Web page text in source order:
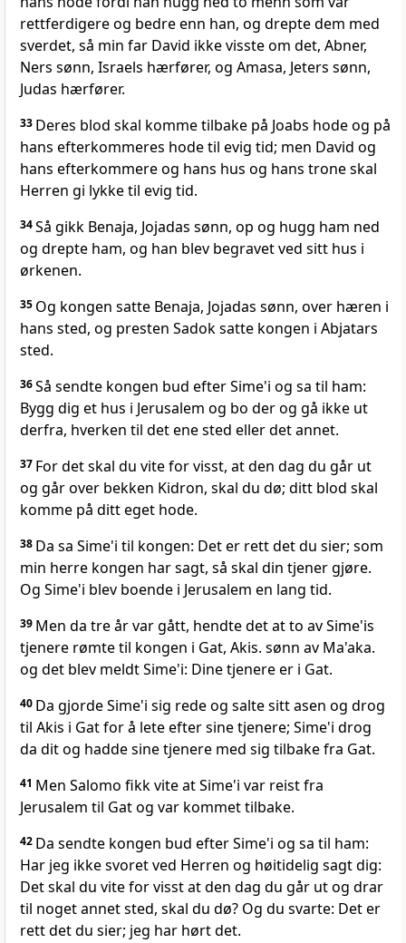
rettferdigere og bedre enn han, og drepte dem med
sverdet, så min far David ikke visste om det, Abner,
Ners sønn, Israels hærfører, og Amasa, Jeters sønn,
Judas hærfører.
33 Deres blod skal komme tilbake på Joabs hode og på
hans efterkommeres hode til evig tid; men David og
hans efterkommere og hans hus og hans trone skal
Herren gi lykke til evig tid.
34Så gikk Benaja, Jojadas sønn, op og hugg ham ned
og drepte ham, og han blev begravet ved sitt hus i
ørkenen.
35 Og kongen satte Benaja, Jojadas sønn, over hæren i
hans sted, og presten Sadok satte kongen i Abjatars
sted.
36Så sendte kongen bud efter Sime'i og sa til ham:
Bygg dig et hus i Jerusalem og bo der og gå ikke ut
derfra, hverken til det ene sted eller det annet.
37 For det skal du vite for visst, at den dag du går ut
og går over bekken Kidron, skal du dø; ditt blod skal
komme på ditt eget hode.
38 Da sa Sime'i til kongen: Det er rett det du sier; som
min herre kongen har sagt, så skal din tjener gjøre.
Og Sime'i blev boende i Jerusalem en lang tid.
39 Men da tre år var gått, hendte det at to av Sime'is
tjenere rømte til kongen i Gat, Akis. sønn av Ma'aka.
og det blev meldt Sime'i: Dine tjenere er i Gat.
40 Da gjorde Sime'i sig rede og salte sitt asen og drog
til Akis i Gat for å lete efter sine tjenere; Sime'i drog
da dit og hadde sine tjenere med sig tilbake fra Gat.
41 Men Salomo fikk vite at Sime'i var reist fra
Jerusalem til Gat og var kommet tilbake.
42 Da sendte kongen bud efter Sime'i og sa til ham:
Har jeg ikke svoret ved Herren og høitidelig sagt dig:
Det skal du vite for visst at den dag du går ut og drar
til noget annet sted, skal du dø? Og du svarte: Det er
rett det du sier; jeg har hørt det.